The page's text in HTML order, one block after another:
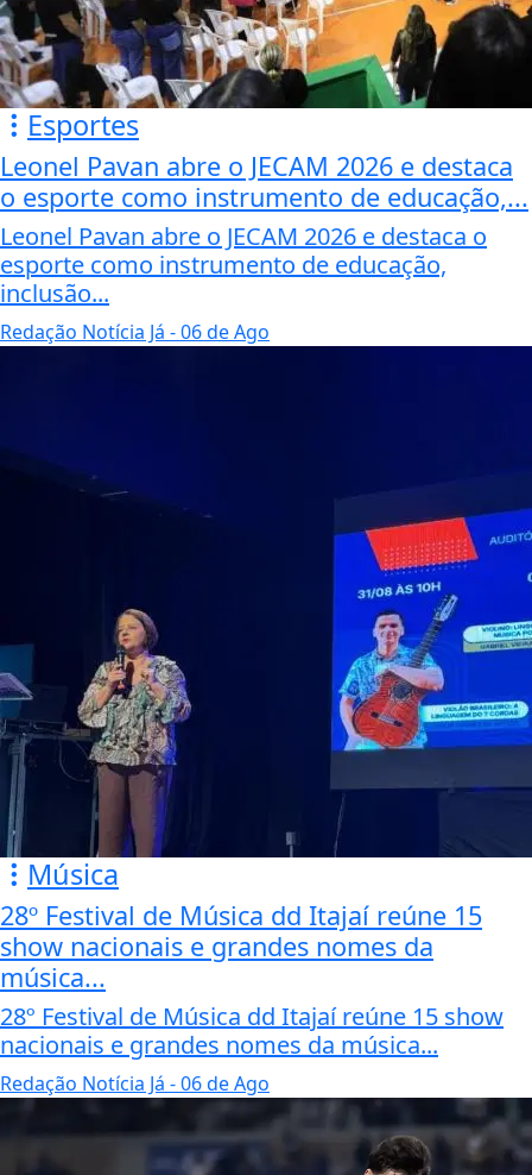
Esportes
Leonel Pavan abre o JECAM 2026 e destaca
o esporte como instrumento de educação,...
Leonel Pavan abre o JECAM 2026 e destaca o
esporte como instrumento de educação,
inclusão...
Redação Notícia Já - 06 de Ago
Música
28º Festival de Música dd Itajaí reúne 15
show nacionais e grandes nomes da
música...
28º Festival de Música dd Itajaí reúne 15 show
nacionais e grandes nomes da música...
Redação Notícia Já - 06 de Ago